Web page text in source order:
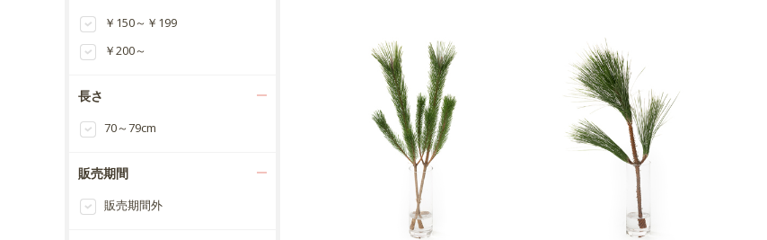
￥150～￥199
￥200～
長さ
70～79cm
販売期間
販売期間外